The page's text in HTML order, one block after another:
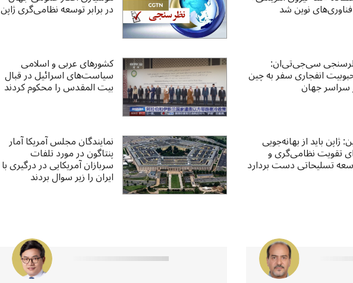
نوین شد
سی‌جی‌تی‌ان:
انفجاری سفر به چین
سراسر جهان
ژاپن باید از بهانه‌جویی
تقویت نظامی‌گری و
تسلیحاتی دست بردارد
در برابر توسعه نظامی‌گری ژاپن
کشورهای عربی و اسلامی
سیاست‌های اسرائیل در قبال
بیت المقدس را محکوم کردند
نمایندگان مجلس آمریکا آمار
پنتاگون در مورد تلفات
سربازان آمریکایی در درگیری با
ایران را زیر سوال بردند